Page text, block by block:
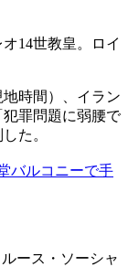
14世教皇。ロイ
時間）、イラン
罪問題に弱腰で
た。
バルコニーで手
ース・ソーシャ